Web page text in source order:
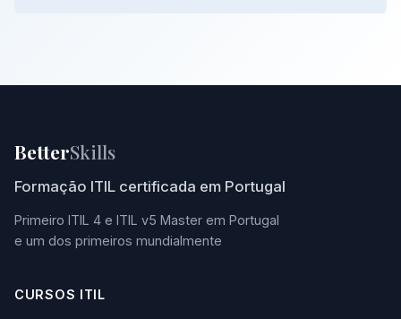
BetterSkills
Formação ITIL certificada em Portugal
Primeiro ITIL 4 e ITIL v5 Master em Portugal
e um dos primeiros mundialmente
CURSOS ITIL